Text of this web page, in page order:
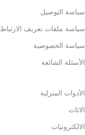
سياسة التوصيل
سياسة ملفات تعريف الارتباط
سياسة الخصوصية
الأسئلة الشائعة
الأدوات المنزلية
الاثاث
الالكترونيات